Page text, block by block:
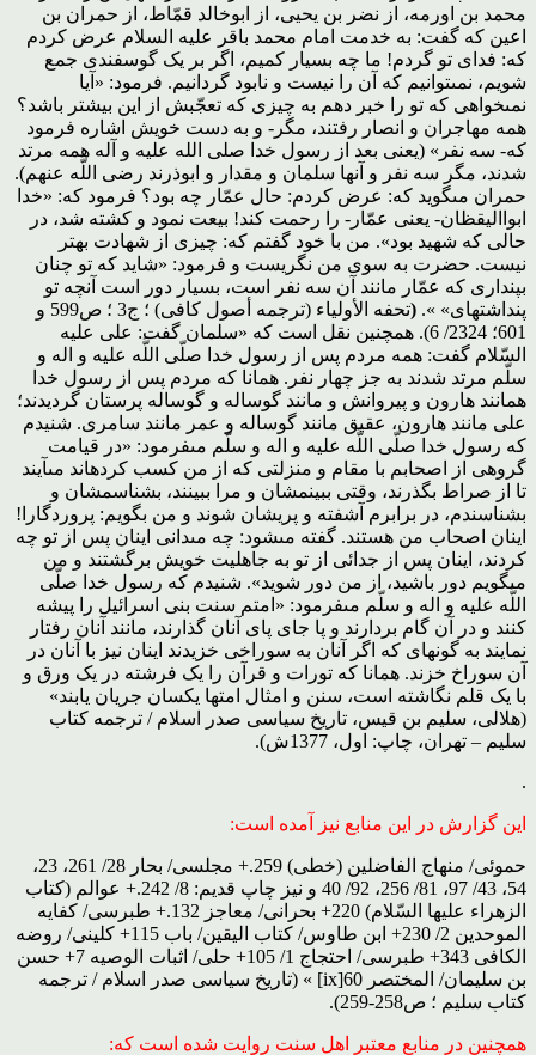
محمد بن اورمه، از نضر بن یحیى، از ابوخالد قمّاط، از حمران بن
اعین که گفت: به خدمت امام محمد باقر علیه السلام عرض کردم
که: فداى تو گردم! ما چه بسیار کمیم، اگر بر یک گوسفندى جمع
شویم، نمى‏توانیم که آن را نیست و نابود گردانیم. فرمود: «آیا
نمى‏خواهى که تو را خبر دهم به چیزى که تعجّبش از این بیشتر باشد؟
همه مهاجران و انصار رفتند، مگر- و به دست خویش اشاره فرمود
که- سه نفر» (یعنى بعد از رسول خدا صلى الله علیه و آله همه مرتد
شدند، مگر سه نفر و آنها سلمان و مقدار و ابوذرند رضى اللَّه عنهم).
حمران مى‏گوید که: عرض کردم: حال عمّار چه بود؟ فرمود که: «خدا
ابواالیقظان- یعنى عمّار- را رحمت کند! بیعت نمود و کشته شد، در
حالى که شهید بود». من با خود گفتم که: چیزى از شهادت بهتر
نیست. حضرت به سوى من نگریست و فرمود: «شاید که تو چنان
بپندارى که عمّار مانند آن سه نفر است، بسیار دور است آن‏چه تو
پنداشته‏اى» ». (
تحفه الأولیاء (ترجمه أصول کافى) ؛ ج‏3 ؛ ص599 و
601؛ 2324/ 6). همچنین نقل است که «سلمان گفت: على علیه
السّلام گفت: همه مردم پس از رسول خدا صلّى اللَّه علیه و اله و
سلّم مرتد شدند به جز چهار نفر. همانا که مردم پس از رسول خدا
همانند هارون و پیروانش و مانند گوساله و گوساله پرستان گردیدند؛
على مانند هارون، عقیق مانند گوساله و عمر مانند سامرى. شنیدم
که رسول خدا صلّى اللَّه علیه و اله و سلّم مى‏فرمود: «در قیامت
گروهى از اصحابم با مقام و منزلتى که از من کسب کرده‏اند مى‏آیند
تا از صراط بگذرند، وقتى ببینمشان‏ و مرا ببینند، بشناسم‏شان و
بشناسندم، در برابرم آشفته و پریشان شوند و من بگویم: پروردگارا!
اینان اصحاب من هستند. گفته مى‏شود: چه مى‏دانى اینان پس از تو چه
کردند، اینان پس از جدائى از تو به جاهلیت خویش برگشتند و من
مى‏گویم دور باشید، از من دور شوید». شنیدم که رسول خدا صلّى
اللَّه علیه و اله و سلّم مى‏فرمود: «امتم سنت بنى اسرائیل را پیشه
کنند و در آن گام بردارند و پا جاى پاى آنان گذارند، مانند آنان رفتار
نمایند به گونه‏اى که اگر آنان به سوراخى خزیدند اینان نیز با آنان در
آن سوراخ خزند. همانا که تورات و قرآن را یک فرشته در یک ورق و
با یک قلم نگاشته است، سنن و امثال امتها یکسان جریان یابند»
(هلالى، سلیم بن قیس، تاریخ سیاسى صدر اسلام / ترجمه کتاب
سلیم – تهران، چاپ: اول، 1377ش).
.
این گزارش در این منابع نیز آمده است:
حموئى/ منهاج الفاضلین (خطى) 259.+ مجلسى/ بحار 28/ 261، 23،
54، 43/ 97، 81/ 256، 92/ 40 و نیز چاپ قدیم: 8/ 242.+ عوالم (کتاب
الزهراء علیها السّلام) 220+ بحرانى/ معاجز 132.+ طبرسى/ کفایه
الموحدین 2/ 230+ ابن طاوس/ کتاب الیقین/ باب 115+ کلینى/ روضه
الکافى 343+ طبرسى/ احتجاج 1/ 105+ حلى/ اثبات الوصیه 7+ حسن
بن سلیمان/ المختصر 60[ix] » (تاریخ سیاسى صدر اسلام / ترجمه
کتاب سلیم ؛ ص258-259).
همچنین در منابع معتبر اهل سنت روایت شده است که: